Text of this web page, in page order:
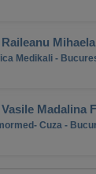
Raileanu Mihaela
Medikali -
Vasile Madalina
Cuza -